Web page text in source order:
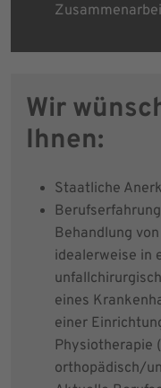
Wir
Ihnen:
Staatliche
Behandlung
idealerweise in
eines
einer
Physiotherapie
orthopädisch/